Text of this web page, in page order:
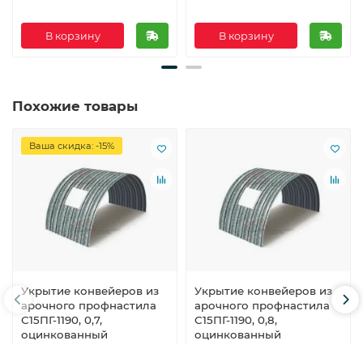
В корзину В корзину
Похожие товары
Ваша скидка: -15%
Укрытие конвейеров из
арочного профнастила
С15ПГ-1190, 0,7,
оцинкованный
Укрытие конвейеров из
арочного профнастила
С15ПГ-1190, 0,8,
оцинкованный